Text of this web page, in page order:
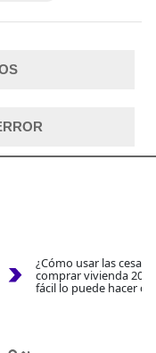
¿Cómo usar las
comprar vivienda
fácil lo puede hacer